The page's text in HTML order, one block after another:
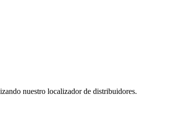
nuestro localizador de distribuidores.